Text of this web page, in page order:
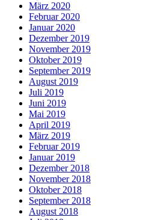
März 2020
Februar 2020
Januar 2020
Dezember 2019
November 2019
Oktober 2019
September 2019
August 2019
Juli 2019
Juni 2019
Mai 2019
April 2019
März 2019
Februar 2019
Januar 2019
Dezember 2018
November 2018
Oktober 2018
September 2018
August 2018